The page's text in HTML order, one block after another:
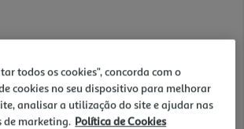
todos os cookies", concorda com o
cookies no seu dispositivo para melhorar
analisar a utilização do site e ajudar nas
de marketing. Política de Cookies